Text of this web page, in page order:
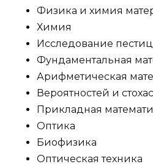
Физика и химия
Химия
Исследование
Фундаментальная
Арифметическая
Вероятностей и
Прикладная
Оптика
Биофизика
Оптическая техника